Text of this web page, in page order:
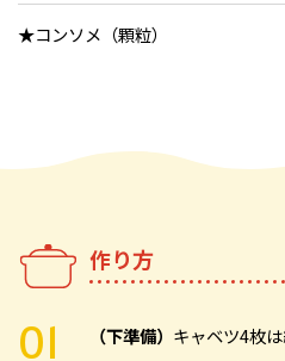
★コンソメ（顆粒）
作り方
（下準備） キャベツ4枚